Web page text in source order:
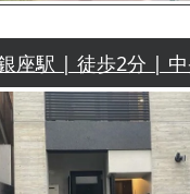
座駅 | 徒歩2分 | 中